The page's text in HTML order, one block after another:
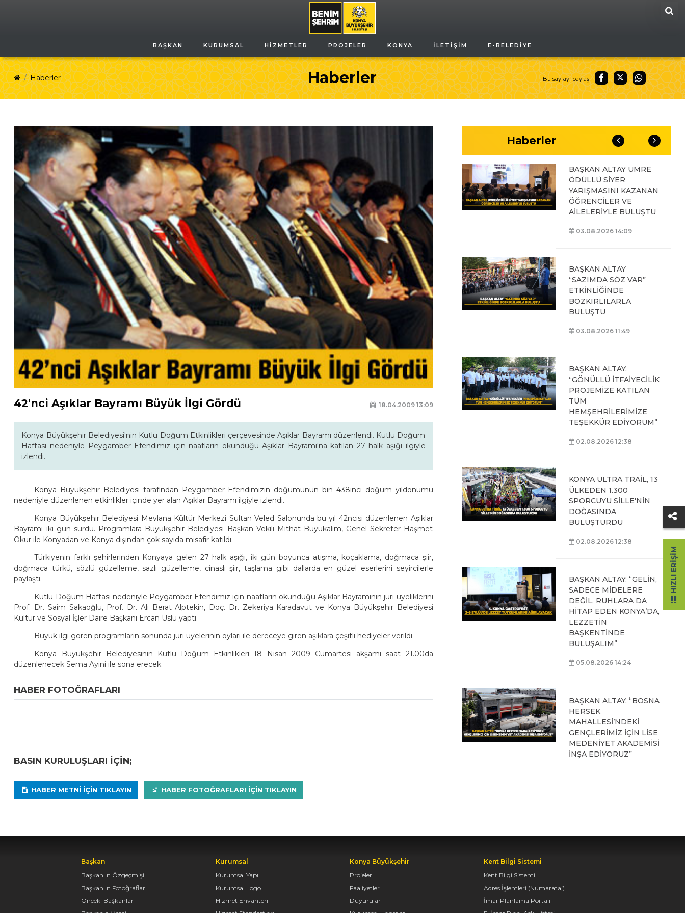
BAŞKAN KURUMSAL HIZMETLER PROJELER KONYA İLETIŞIM E-BELEDIYE
Haberler
Haberler Bu sayfayı paylaş
42'nci Aşıklar Bayramı Büyük İlgi Gördü 18.04.2009 13:09
Konya Büyükşehir Belediyesi'nin Kutlu Doğum Etkinlikleri çerçevesinde Aşıklar Bayramı düzenlendi. Kutlu Doğum
Haftası nedeniyle Peygamber Efendimiz için naatların okunduğu Aşıklar Bayramı'na katılan 27 halk aşığı ilgiyle
izlendi.
Konya Büyükşehir Belediyesi tarafından Peygamber Efendimizin doğumunun bin 438inci doğum yıldönümü
nedeniyle düzenlenen etkinlikler içinde yer alan Aşıklar Bayramı ilgiyle izlendi.
Konya Büyükşehir Belediyesi Mevlana Kültür Merkezi Sultan Veled Salonunda bu yıl 42ncisi düzenlenen Aşıklar
Bayramı iki gün sürdü. Programlara Büyükşehir Belediyesi Başkan Vekili Mithat Büyükalim, Genel Sekreter Haşmet
Okur ile Konyadan ve Konya dışından çok sayıda misafir katıldı.
Türkiyenin farklı şehirlerinden Konyaya gelen 27 halk aşığı, iki gün boyunca atışma, koçaklama, doğmaca şiir,
doğmaca türkü, sözlü güzelleme, sazlı güzelleme, cinaslı şiir, taşlama gibi dallarda en güzel eserlerini seyircilerle
paylaştı.
Kutlu Doğum Haftası nedeniyle Peygamber Efendimiz için naatların okunduğu Aşıklar Bayramının jüri üyeliklerini
Prof. Dr. Saim Sakaoğlu, Prof. Dr. Ali Berat Alptekin, Doç. Dr. Zekeriya Karadavut ve Konya Büyükşehir Belediyesi
Kültür ve Sosyal İşler Daire Başkanı Ercan Uslu yaptı.
Büyük ilgi gören programların sonunda jüri üyelerinin oyları ile dereceye giren aşıklara çeşitli hediyeler verildi.
Konya Büyükşehir Belediyesinin Kutlu Doğum Etkinlikleri 18 Nisan 2009 Cumartesi akşamı saat 21.00da
düzenlenecek Sema Ayini ile sona erecek.
HABER FOTOĞRAFLARI
BASIN KURULUŞLARI IÇIN;
HABER METNI IÇIN TIKLAYIN HABER FOTOĞRAFLARI IÇIN TIKLAYIN
Haberler
UMRESİ” İKİNCİ
KAFİLESİNİN KURA
ÇEKİLİŞİNE KATILARAK
KONYALILARIN
HEYECANINA ORTAK
BAŞKAN ALTAY UMRE
ÖDÜLLÜ SİYER
YARIŞMASINI KAZANAN
ÖĞRENCİLER VE
AİLELERİYLE BULUŞTU
03.08.2026 14:09
BAŞKAN ALTAY
“SAZIMDA SÖZ VAR”
ETKİNLİĞİNDE
BOZKIRLILARLA
BULUŞTU
03.08.2026 11:49
BAŞKAN ALTAY:
“GÖNÜLLÜ İTFAİYECİLİK
PROJEMİZE KATILAN
TÜM
HEMŞEHRİLERİMİZE
TEŞEKKÜR EDİYORUM”
02.08.2026 12:38
KONYA ULTRA TRAİL, 13
ÜLKEDEN 1.300
SPORCUYU SİLLE'NİN
DOĞASINDA
BULUŞTURDU
02.08.2026 12:38
BAŞKAN ALTAY: “GELİN,
SADECE MİDELERE
DEĞİL, RUHLARA DA
HİTAP EDEN KONYA’DA,
LEZZETİN
BAŞKENTİNDE
BULUŞALIM”
05.08.2026 14:24
BAŞKAN ALTAY: “BOSNA
HERSEK
MAHALLESİ’NDEKİ
GENÇLERİMİZ İÇİN LİSE
MEDENİYET AKADEMİSİ
İNŞA EDİYORUZ”
Başkan
Başkan'ın Özgeçmişi
Başkan'ın Fotoğrafları
Önceki Başkanlar
Kurumsal
Kurumsal Yapı
Kurumsal Logo
Hizmet Envanteri
Konya Büyükşehir
Projeler
Faaliyetler
Duyurular
Kent Bilgi Sistemi
Kent Bilgi Sistemi
Adres İşlemleri (Numarataj)
İmar Planlama Portalı
HIZLI ERIŞIM